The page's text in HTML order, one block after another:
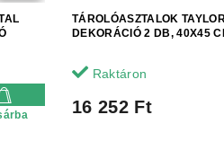
TÁROLÓASZTALOK
DEKORÁCIÓ 2 DB, 40X45
Raktáron
16 252 Ft